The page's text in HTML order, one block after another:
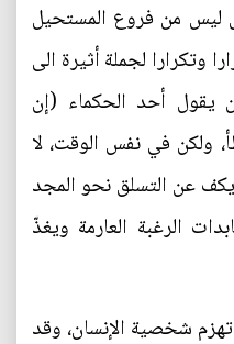
ليس من فروع المستحيل
وتكرارا لجملة أثيرة الى
يقول أحد الحكماء (إن
ولكن في نفس الوقت، لا
عن التسلق نحو المجد
الرغبة العارمة ويغذّ
شخصية الإنسان، وقد